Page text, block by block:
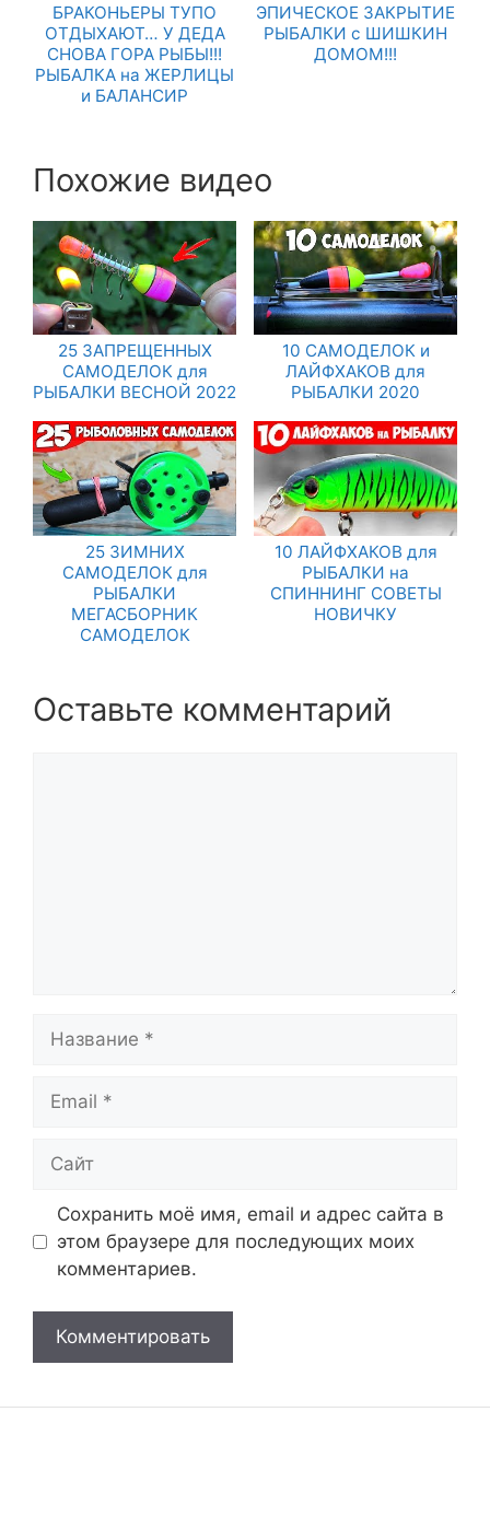
БРАКОНЬЕРЫ ТУПО
ОТДЫХАЮТ… У ДЕДА
СНОВА ГОРА РЫБЫ!!!
РЫБАЛКА на ЖЕРЛИЦЫ
и БАЛАНСИР
ЭПИЧЕСКОЕ ЗАКРЫТИЕ
РЫБАЛКИ с ШИШКИН
ДОМОМ!!!
Похожие видео
25 ЗАПРЕЩЕННЫХ
САМОДЕЛОК для
РЫБАЛКИ ВЕСНОЙ 2022
10 САМОДЕЛОК и
ЛАЙФХАКОВ для
РЫБАЛКИ 2020
25 ЗИМНИХ
САМОДЕЛОК для
РЫБАЛКИ
МЕГАСБОРНИК
САМОДЕЛОК
10 ЛАЙФХАКОВ для
РЫБАЛКИ на
СПИННИНГ СОВЕТЫ
НОВИЧКУ
Оставьте комментарий
Название
Email
Сайт
Сохранить моё имя, email и адрес сайта в
этом браузере для последующих моих
комментариев.